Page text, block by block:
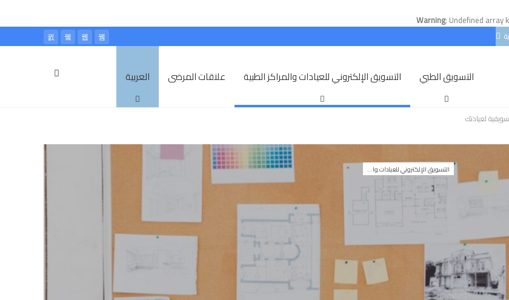
Warning: Undefined array
التسويق الطبي التسويق الإلكتروني للعيادات والمراكز الطبية علاقات المرضى العربية
التسويق الإلكتروني للعيادات والمراكز الطبية